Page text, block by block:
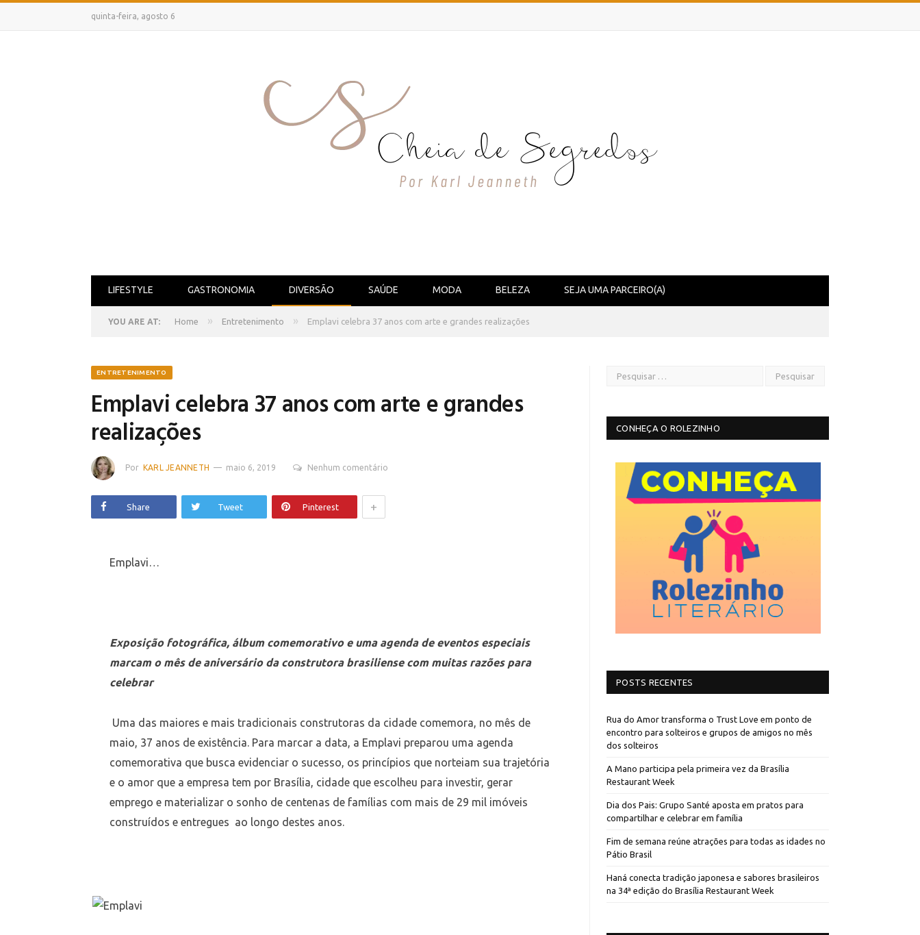
quinta-feira, agosto 6
LIFESTYLE GASTRONOMIA DIVERSÃO SAÚDE MODA BELEZA SEJA UMA PARCEIRO(A)
YOU ARE AT: Home » Entretenimento » Emplavi celebra 37 anos com arte e grandes realizações
ENTRETENIMENTO
Emplavi celebra 37 anos com arte e grandes
realizações
Por KARL JEANNETH maio 6, 2019 Nenhum comentário
Share Tweet Pinterest +
Emplavi…
Exposição fotográfica, álbum comemorativo e uma agenda de eventos especiais
marcam o mês de aniversário da construtora brasiliense com muitas razões para
celebrar
Uma das maiores e mais tradicionais construtoras da cidade comemora, no mês de
maio, 37 anos de existência. Para marcar a data, a Emplavi preparou uma agenda
comemorativa que busca evidenciar o sucesso, os princípios que norteiam sua trajetória
e o amor que a empresa tem por Brasília, cidade que escolheu para investir, gerar
emprego e materializar o sonho de centenas de famílias com mais de 29 mil imóveis
construídos e entregues ao longo destes anos.
CONHEÇA O ROLEZINHO
POSTS RECENTES
Rua do Amor transforma o Trust Love em ponto de
encontro para solteiros e grupos de amigos no mês
dos solteiros
A Mano participa pela primeira vez da Brasília
Restaurant Week
Dia dos Pais: Grupo Santé aposta em pratos para
compartilhar e celebrar em família
Fim de semana reúne atrações para todas as idades no
Pátio Brasil
Haná conecta tradição japonesa e sabores brasileiros
na 34ª edição do Brasília Restaurant Week